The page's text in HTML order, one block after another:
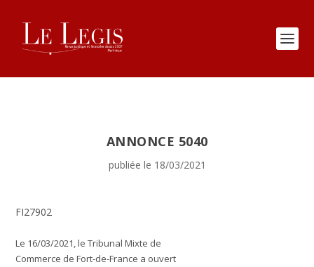
ANNONCE 5040
publiée le 18/03/2021
FI27902
Le 16/03/2021, le Tribunal Mixte de
Commerce de Fort-de-France a ouvert